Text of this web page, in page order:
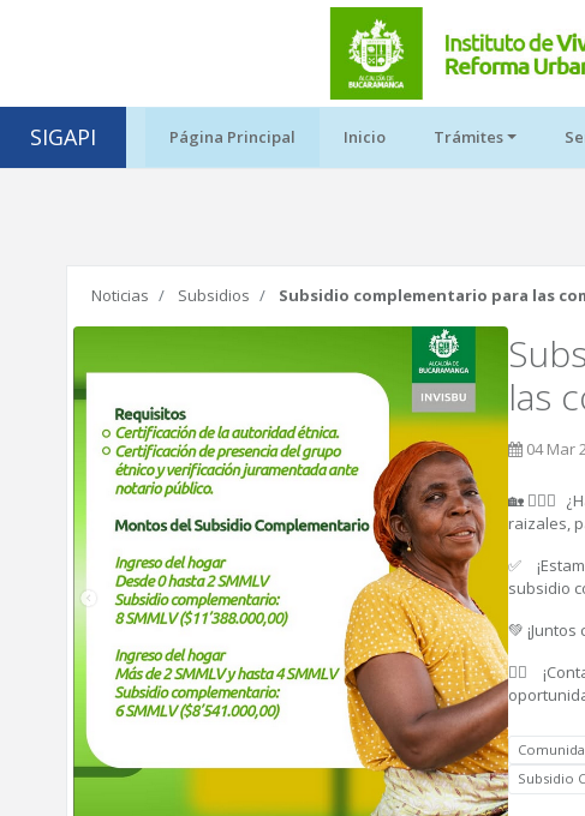
SIGAPI Página Principal Inicio Trámites
Noticias Subsidios Subsidio complementario para las
las
04 Mar
🏡👳🏾‍♀️
raizales,
✅
subsidio
💚
👉🏼
Subsidio